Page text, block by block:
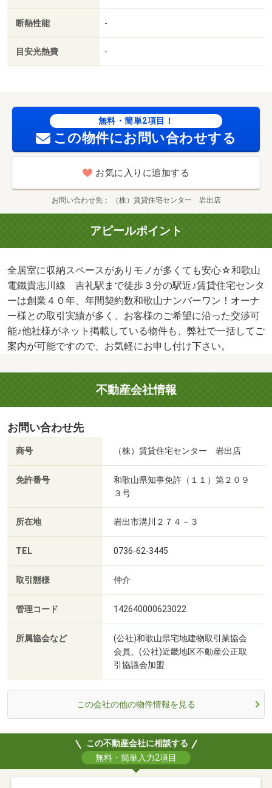
断熱性能 -
目安光熱費 -
無料・簡単2項目！
この物件にお問い合わせする
お気に入りに追加する
お問い合わせ先 （株）賃貸住宅センター 岩出店
アピールポイント
全居室に収納スペースがありモノが多くても安心☆和歌山
電鐵貴志川線 吉礼駅まで徒歩３分の駅近♪賃貸住宅センタ
ーは創業４０年、年間契約数和歌山ナンバーワン！オーナ
ー様との取引実績が多く、お客様のご希望に沿った交渉可
能♪他社様がネット掲載している物件も、弊社で一括してご
案内が可能ですので、お気軽にお申し付け下さい。
不動産会社情報
お問い合わせ先
商号 （株）賃貸住宅センター 岩出店
免許番号
和歌山県知事免許（１１）第２０９
３号
所在地 岩出市溝川２７４－３
TEL 0736-62-3445
取引態様 仲介
管理コード 142640000623022
所属協会など
(公社)和歌山県宅地建物取引業協会
会員、(公社)近畿地区不動産公正取
引協議会加盟
この会社の他の物件情報を見る
この不動産会社に相談する
無料・簡単入力2項目